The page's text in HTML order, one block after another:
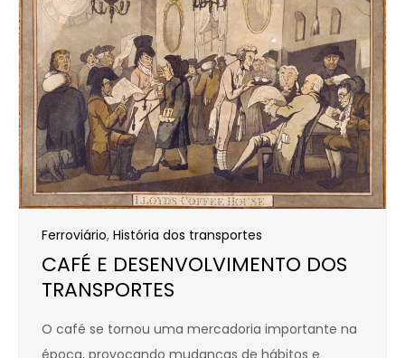
Ferroviário, História dos transportes
CAFÉ E DESENVOLVIMENTO DOS
TRANSPORTES
O café se tornou uma mercadoria importante na